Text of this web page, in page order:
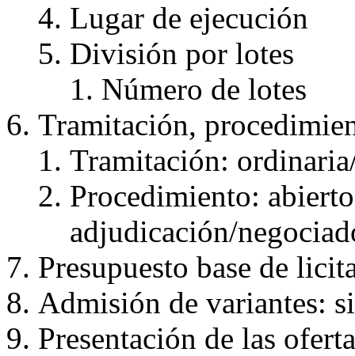
Lugar de ejecución
División por lotes
Número de lotes
Tramitación,
Tramitación:
Procedimiento:
adjudicación/
Presupuesto base de
Admisión de variantes:
Presentación de las